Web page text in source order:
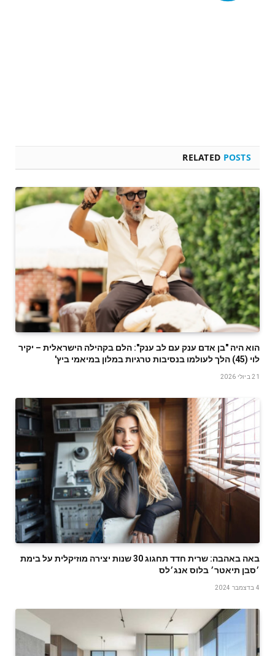
RELATED POSTS
הוא היה "בן אדם ענק עם לב ענק": הלם בקהילה הישראלית – יקיר
לוי (45) הלך לעולמו בנסיבות טרגיות במלון במיאמי ביץ'
21 ביולי 2026
באה באהבה: שרית חדד תחגוג 30 שנות יצירה מוזיקלית על בימת
׳סבן תיאטר׳ בלוס אנג׳לס
4 בדצמבר 2024